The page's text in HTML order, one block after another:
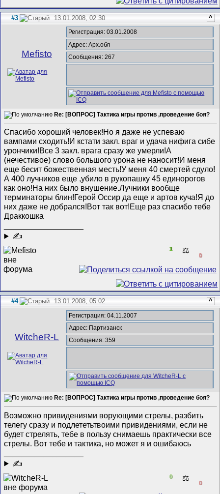
#3 13.01.2008, 02:30 ^
Mefisto
Регистрация: 03.01.2008
Адрес: Арх.обл
Сообщения: 267
Re: [ВОПРОС] Тактика игры против ,проведение боя?
Спасибо хороший человек!Но я даже не успеваю
вампами сходить!И кстати закл. враг и удача нифига сибе
урончики!Все 3 закл. врага сразу же умерли!А
(нечестивое) слово большого урона не наносит!И меня
еще бесит божественная месть!У меня 40 смертей сдуло!
А 400 лучников еще ,убило в рукопашку 45 единорогов
как оно!На них было внушение.Лучники вообще
терминаторы блин!Герой Оссир да еще и артов куча!Я до
них даже не добрался!Вот так вот!Еще раз спасибо тебе
Драккошка
✍
1 ⚖️
0
#4 13.01.2008, 05:02 ^
WitcheR-L
Регистрация: 04.11.2007
Адрес: Партизанск
Сообщения: 359
Re: [ВОПРОС] Тактика игры против ,проведение боя?
Возможно привидениями ворующими стрелы, разбить
телегу сразу и подлететьтвоими привидениями, если не
будет стрелять, тебе в пользу снимаешь практически все
стрелы. Вот тебе и тактика, но может я и ошибаюсь
✍
0 ⚖️
0